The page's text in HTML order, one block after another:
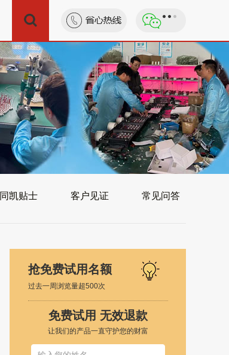
同凯贴士 客户见证 常见问答
抢免费试用名额
过去一周浏览量超500次
免费试用 无效退款
让我们的产品一直守护您的财富